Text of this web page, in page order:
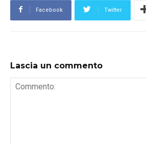
Facebook Twitter
Lascia un commento